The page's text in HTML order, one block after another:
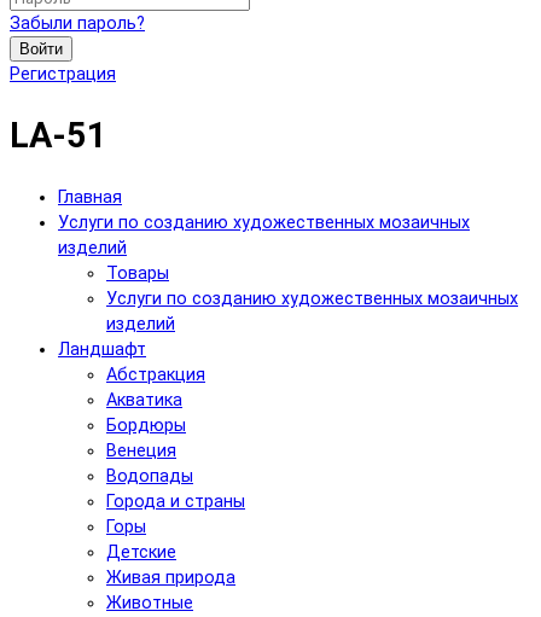
Забыли пароль?
Войти
Регистрация
LA-51
Главная
Услуги по созданию художественных мозаичных
изделий
Товары
Услуги по созданию художественных мозаичных
изделий
Ландшафт
Абстракция
Акватика
Бордюры
Венеция
Водопады
Города и страны
Горы
Детские
Живая природа
Животные